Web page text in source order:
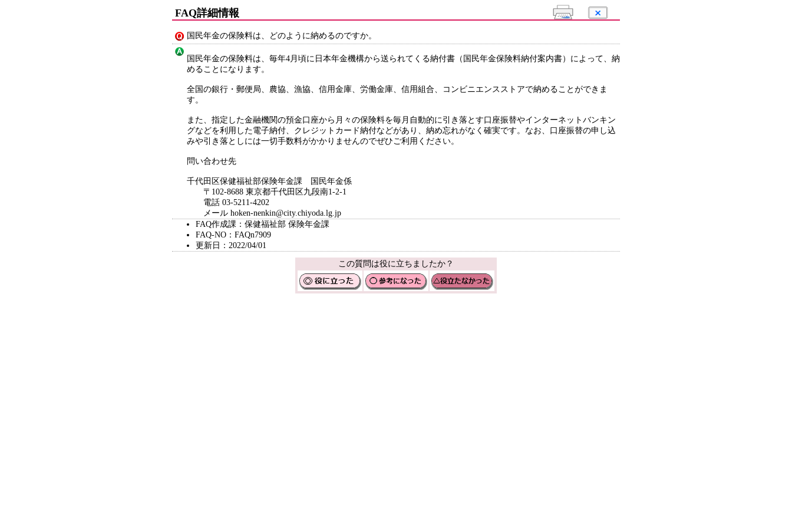
FAQ詳細情報
国民年金の保険料は、どのように納めるのですか。
国民年金の保険料は、毎年4月頃に日本年金機構から送られてくる納付書（国民年金保険料納付案内書）によって、納
めることになります。
全国の銀行・郵便局、農協、漁協、信用金庫、労働金庫、信用組合、コンビニエンスストアで納めることができま
す。
また、指定した金融機関の預金口座から月々の保険料を毎月自動的に引き落とす口座振替やインターネットバンキン
グなどを利用した電子納付、クレジットカード納付などがあり、納め忘れがなく確実です。なお、口座振替の申し込
みや引き落としには一切手数料がかかりませんのでぜひご利用ください。
問い合わせ先
千代田区保健福祉部保険年金課 国民年金係
〒102-8688 東京都千代田区九段南1-2-1
電話 03-5211-4202
メール hoken-nenkin@city.chiyoda.lg.jp
FAQ作成課：保健福祉部 保険年金課
FAQ-NO：FAQn7909
更新日：2022/04/01
この質問は役に立ちましたか？